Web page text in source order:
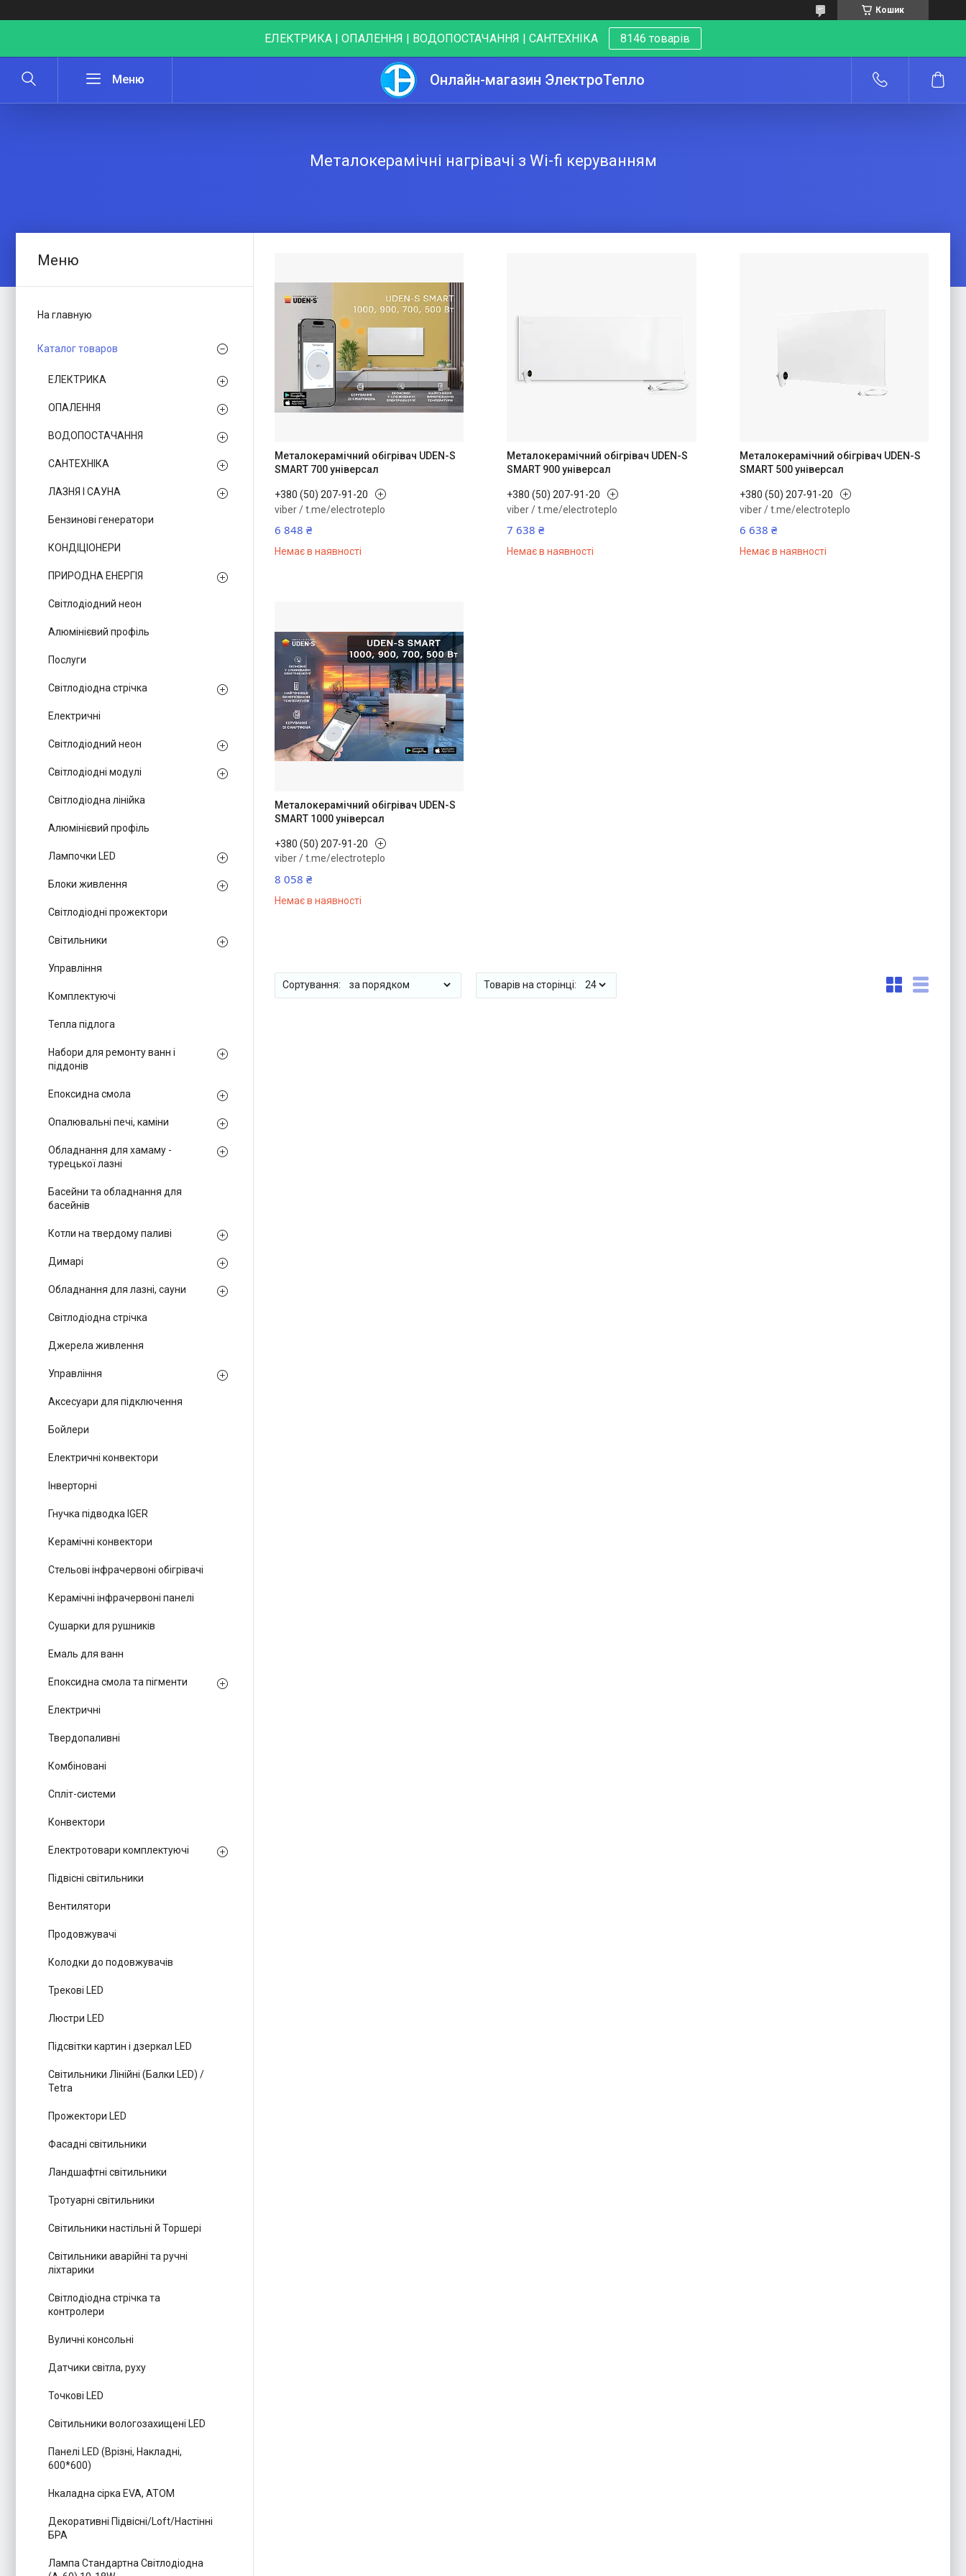
Кошик
ЕЛЕКТРИКА | ОПАЛЕННЯ | ВОДОПОСТАЧАННЯ | САНТЕХНІКА 8146 товарів
Онлайн-магазин ЭлектроТепло
Металокерамічні нагрівачі з Wi-fi керуванням
Металокерамічний обігрівач UDEN-S
SMART 700 універсал
+380 (50) 207-91-20
viber / t.me/electroteplo
6 848 ₴
Немає в наявності
Металокерамічний обігрівач UDEN-S
SMART 900 універсал
+380 (50) 207-91-20
viber / t.me/electroteplo
7 638 ₴
Немає в наявності
Металокерамічний обігрівач UDEN-S
SMART 500 універсал
+380 (50) 207-91-20
viber / t.me/electroteplo
6 638 ₴
Немає в наявності
Металокерамічний обігрівач UDEN-S
SMART 1000 універсал
+380 (50) 207-91-20
viber / t.me/electroteplo
8 058 ₴
Немає в наявності
На главную
Каталог товаров
ЕЛЕКТРИКА
ОПАЛЕННЯ
ВОДОПОСТАЧАННЯ
САНТЕХНІКА
ЛАЗНЯ І САУНА
Бензинові генератори
КОНДІЦІОНЕРИ
ПРИРОДНА ЕНЕРГІЯ
Світлодіодний неон
Алюмінієвий профіль
Послуги
Світлодіодна стрічка
Електричні
Світлодіодний неон
Світлодіодні модулі
Світлодіодна лінійка
Алюмінієвий профіль
Лампочки LED
Блоки живлення
Світлодіодні прожектори
Світильники
Управління
Комплектуючі
Тепла підлога
Набори для ремонту ванн і
піддонів
Епоксидна смола
Опалювальні печі, каміни
Обладнання для хамаму -
турецької лазні
Басейни та обладнання для
басейнів
Котли на твердому паливі
Димарі
Обладнання для лазні, сауни
Світлодіодна стрічка
Джерела живлення
Управління
Аксесуари для підключення
Бойлери
Електричні конвектори
Інверторні
Гнучка підводка IGER
Керамічні конвектори
Стельові інфрачервоні обігрівачі
Керамічні інфрачервоні панелі
Сушарки для рушників
Емаль для ванн
Епоксидна смола та пігменти
Електричні
Твердопаливні
Комбіновані
Спліт-системи
Конвектори
Електротовари комплектуючі
Підвісні світильники
Вентилятори
Продовжувачі
Колодки до подовжувачів
Трекові LED
Люстри LED
Підсвітки картин і дзеркал LED
Світильники Лінійні (Балки LED) /
Tetra
Прожектори LED
Фасадні світильники
Ландшафтні світильники
Тротуарні світильники
Світильники настільні й Торшері
Світильники аварійні та ручні
ліхтарики
Світлодіодна стрічка та
контролери
Вуличні консольні
Датчики світла, руху
Точкові LED
Світильники вологозахищені LED
Панелі LED (Врізні, Накладні,
600*600)
Нкаладна сірка EVA, ATOM
Декоративні Підвісні/Loft/Настінні
БРА
Лампа Стандартна Світлодіодна